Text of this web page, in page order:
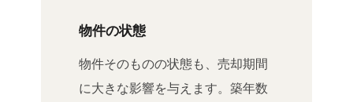
物件の状態
物件そのものの状態も、売却期間
に大きな影響を与えます。築年数